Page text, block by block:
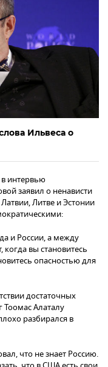
Ильвеса о
интервью
заявил о ненависти
Литве и Эстонии
и России, а между
вы становитесь
опасностью для
достаточных
Тоомас Алаталу
разбирался в
что не знает Россию.